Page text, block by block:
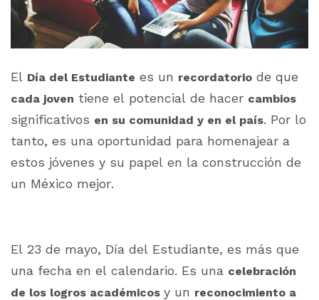
El Día del Estudiante es un recordatorio de que
cada joven tiene el potencial de hacer cambios
significativos en su comunidad y en el país. Por lo
tanto, es una oportunidad para homenajear a
estos jóvenes y su papel en la construcción de
un México mejor.
El 23 de mayo, Día del Estudiante, es más que
una fecha en el calendario. Es una celebración
de los logros académicos y un reconocimiento a